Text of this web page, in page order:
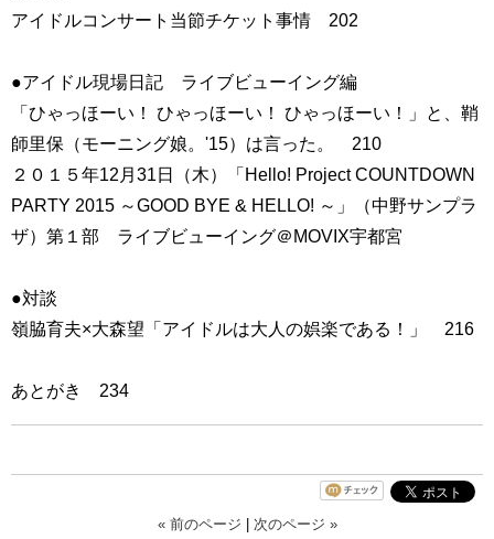
アイドルコンサート当節チケット事情 202
●アイドル現場日記 ライブビューイング編
「ひゃっほーい！ ひゃっほーい！ ひゃっほーい！」と、鞘
師里保（モーニング娘。'15）は言った。 210
２０１５年12月31日（木）「Hello! Project COUNTDOWN
PARTY 2015 ～GOOD BYE & HELLO! ～」（中野サンプラ
ザ）第１部 ライブビューイング＠MOVIX宇都宮
●対談
嶺脇育夫×大森望「アイドルは大人の娯楽である！」 216
あとがき 234
« 前のページ 次のページ »